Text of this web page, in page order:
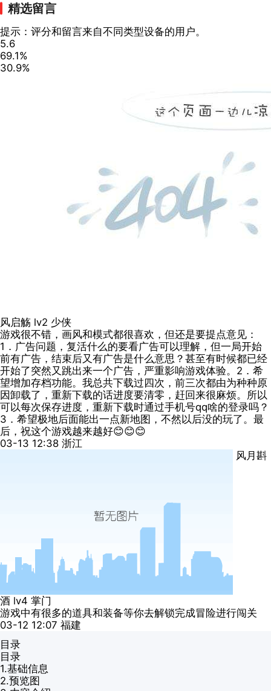
精选留言
提示：评分和留言来自不同类型设备的用户。
5.6
69.1%
30.9%
风启觞 lv2 少侠
游戏很不错，画风和模式都很喜欢，但还是要提点意见：
1．广告问题，复活什么的要看广告可以理解，但一局开始
前有广告，结束后又有广告是什么意思？甚至有时候都已经
开始了突然又跳出来一个广告，严重影响游戏体验。2．希
望增加存档功能。我总共下载过四次，前三次都由为种种原
因卸载了，重新下载的话进度要清零，赶回来很麻烦。所以
可以每次保存进度，重新下载时通过手机号qq啥的登录吗？
3．希望极地后面能出一点新地图，不然以后没的玩了。最
后，祝这个游戏越来越好😊😊😊
03-13 12:38 浙江
风月斟
酒 lv4 掌门
游戏中有很多的道具和装备等你去解锁完成冒险进行闯关
03-12 12:07 福建
目录
目录
1.基础信息
2.预览图